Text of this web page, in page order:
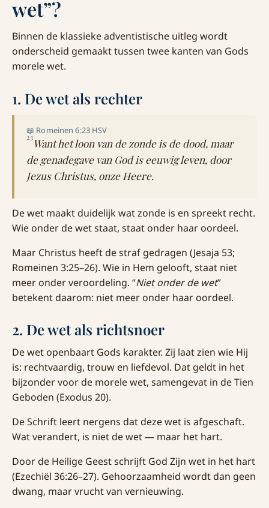
wet”?
Binnen de klassieke adventistische uitleg wordt
onderscheid gemaakt tussen twee kanten van Gods
morele wet.
1. De wet als rechter
📖 Romeinen 6:23 HSV
23 Want het loon van de zonde is de dood, maar
de genadegave van God is eeuwig leven, door
Jezus Christus, onze Heere.
De wet maakt duidelijk wat zonde is en spreekt recht.
Wie onder de wet staat, staat onder haar oordeel.
Maar Christus heeft de straf gedragen (Jesaja 53;
Romeinen 3:25–26). Wie in Hem gelooft, staat niet
meer onder veroordeling. “Niet onder de wet”
betekent daarom: niet meer onder haar oordeel.
2. De wet als richtsnoer
De wet openbaart Gods karakter. Zij laat zien wie Hij
is: rechtvaardig, trouw en liefdevol. Dat geldt in het
bijzonder voor de morele wet, samengevat in de Tien
Geboden (Exodus 20).
De Schrift leert nergens dat deze wet is afgeschaft.
Wat verandert, is niet de wet — maar het hart.
Door de Heilige Geest schrijft God Zijn wet in het hart
(Ezechiël 36:26–27). Gehoorzaamheid wordt dan geen
dwang, maar vrucht van vernieuwing.